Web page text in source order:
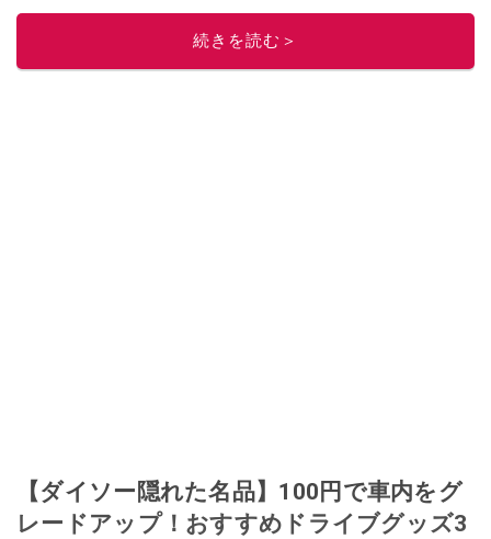
崎さちえのポイ活＋クーポン＋メルカリ スマホでおトク術』（インプレス
『「ゆる副業」のはじめかた メルカリ スマホ1つでスキマ時間に効率
ほか著書多数。ブログは
ぜ日記」。
続きを読む＞
【ダイソー隠れた名品】100円で車内をグ
レードアップ！おすすめドライブグッズ3